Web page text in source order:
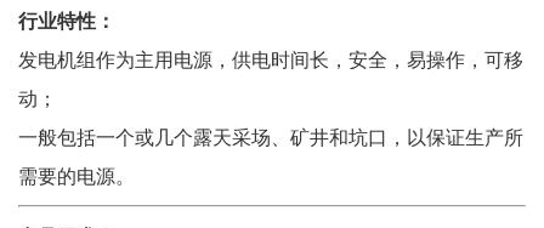
行业特性：
发电机组作为主用电源，供电时间长，安全，易操作，可移
动；
一般包括一个或几个露天采场、矿井和坑口，以保证生产所
需要的电源。